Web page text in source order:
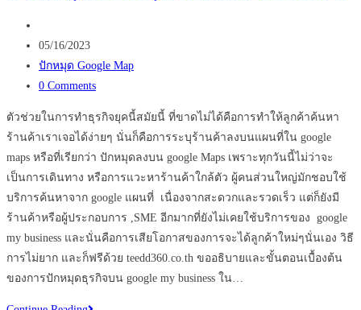
3D
Virtual
Tour
author:
Post
published:
05/16/2023
Post
category:
ปักหมุด Google Map
Post
0 Comments
ตัวช่วยในการทำธุรกิจยุคนี้สมัยนี้ ที่ขาดไม่ได้คือการทำให้ลูกค้าค้นหา
ร้านค้าเราเจอได้ง่ายๆ นั่นก็คือการระบุร้านค้าลงบนแผนที่ใน google
maps หรือที่เรียกว่า ปักหมุดลงบน google Maps เพราะทุกวันนี้ไม่ว่าจะ
เป็นการเดินทาง หรือการแวะหาร้านค้าใกล้ตัว ผู้คนส่วนใหญ่มักชอบใช้
บริการค้นหาจาก google แผนที่ เนื่องจากสะดวกและรวดเร็ว แต่ก็ยังมี
ร้านค้าหรือผู้ประกอบการ ,SME อีกมากที่ยังไม่เคยใช้บริการของ google
my business และนั่นคือการเสียโอกาสของการจะได้ลูกค้าใหม่ๆนั่นเอง วิธี
การไม่ยาก และก็ฟรีด้วย teedd360.co.th ขออธิบายและขั้นตอนเบื้องต้น
ของการปักหมุดธุรกิจบน google my business ใน…